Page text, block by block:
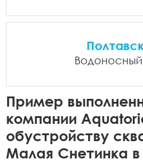
Пример
компании
обустройству
Малая Снетинка в
Водоносный